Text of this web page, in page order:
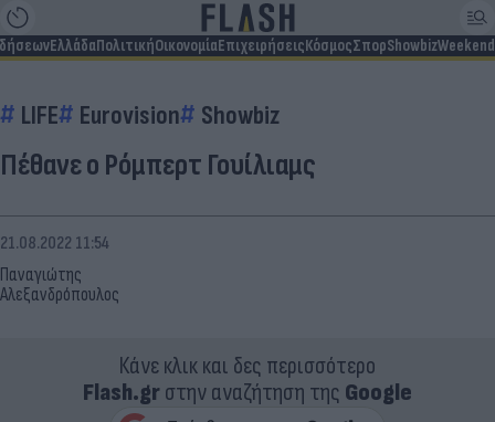
ΕλλάδαΠολιτικήΟικονομίαΕπιχειρήσειςΚόσμοςΣπορShowbizWeekend
LIFE Eurovision Showbiz
Πέθανε ο Ρόμπερτ Γουίλιαμς
Παναγιώτης
Αλεξανδρόπουλος
21.08.2022 11:54
Κάνε κλικ και δες περισσότερο
Flash.grστην αναζήτηση της Google